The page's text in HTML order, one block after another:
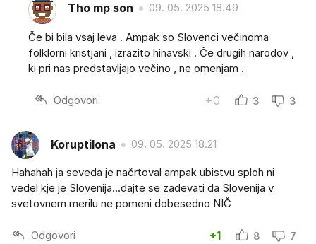
Tho mp son 09. 05. 2025 18.49
Če bi bila vsaj leva . Ampak so Slovenci večinoma
folklorni kristjani , izrazito hinavski . Če drugih narodov ,
ki pri nas predstavljajo večino , ne omenjam .
Odgovori +0 3 3
Koruptilona 09. 05. 2025 18.21
Hahahah ja seveda je načrtoval ampak ubistvu sploh ni
vedel kje je Slovenija...dajte se zadevati da Slovenija v
svetovnem merilu ne pomeni dobesedno NIČ
Odgovori +1 8 7